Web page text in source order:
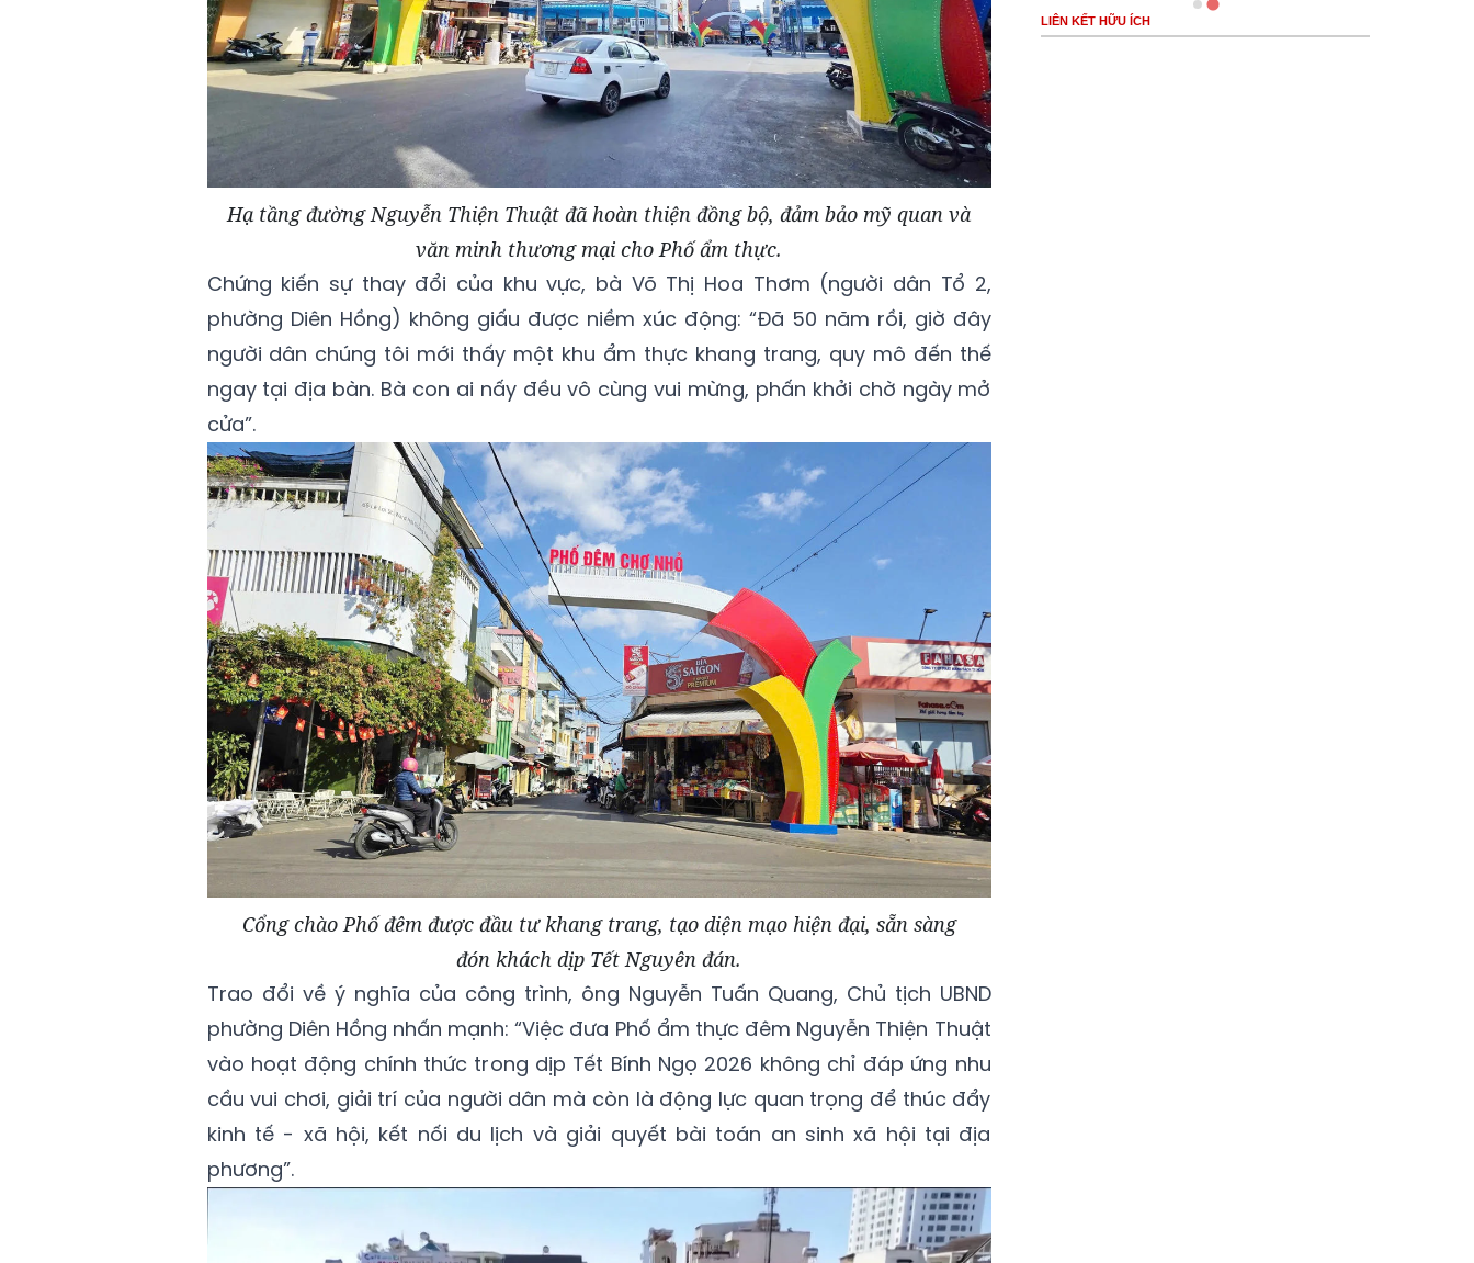
Hạ tầng đường Nguyễn Thiện Thuật đã hoàn thiện đồng bộ, đảm bảo mỹ quan và
văn minh thương mại cho Phố ẩm thực.
Chứng kiến sự thay đổi của khu vực, bà Võ Thị Hoa Thơm (người dân Tổ 2,
phường Diên Hồng) không giấu được niềm xúc động: “Đã 50 năm rồi, giờ đây
người dân chúng tôi mới thấy một khu ẩm thực khang trang, quy mô đến thế
ngay tại địa bàn. Bà con ai nấy đều vô cùng vui mừng, phấn khởi chờ ngày mở
cửa”.
Cổng chào Phố đêm được đầu tư khang trang, tạo diện mạo hiện đại, sẵn sàng
đón khách dịp Tết Nguyên đán.
Trao đổi về ý nghĩa của công trình, ông Nguyễn Tuấn Quang, Chủ tịch UBND
phường Diên Hồng nhấn mạnh: “Việc đưa Phố ẩm thực đêm Nguyễn Thiện Thuật
vào hoạt động chính thức trong dịp Tết Bính Ngọ 2026 không chỉ đáp ứng nhu
cầu vui chơi, giải trí của người dân mà còn là động lực quan trọng để thúc đẩy
kinh tế - xã hội, kết nối du lịch và giải quyết bài toán an sinh xã hội tại địa
phương”.
LIÊN KẾT HỮU ÍCH